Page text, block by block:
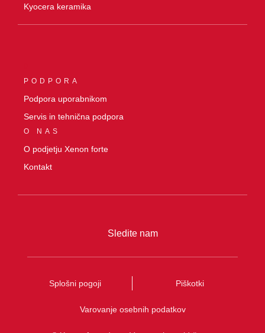
Kyocera keramika
PODPORA
Podpora uporabnikom
Servis in tehnična podpora
O NAS
O podjetju Xenon forte
Kontakt
Sledite nam
Splošni pogoji Piškotki
Varovanje osebnih podatkov